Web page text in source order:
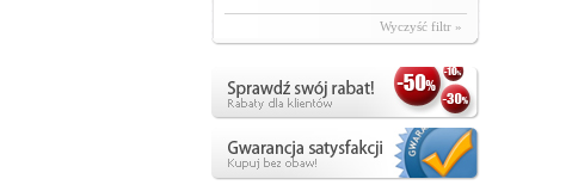
Wyczyść filtr »